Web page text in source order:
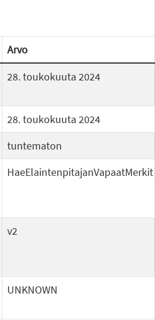
Arvo
28. toukokuuta 2024
28. toukokuuta 2024
tuntematon
HaeElaintenpitajanVapaatMerkit
v2
UNKNOWN